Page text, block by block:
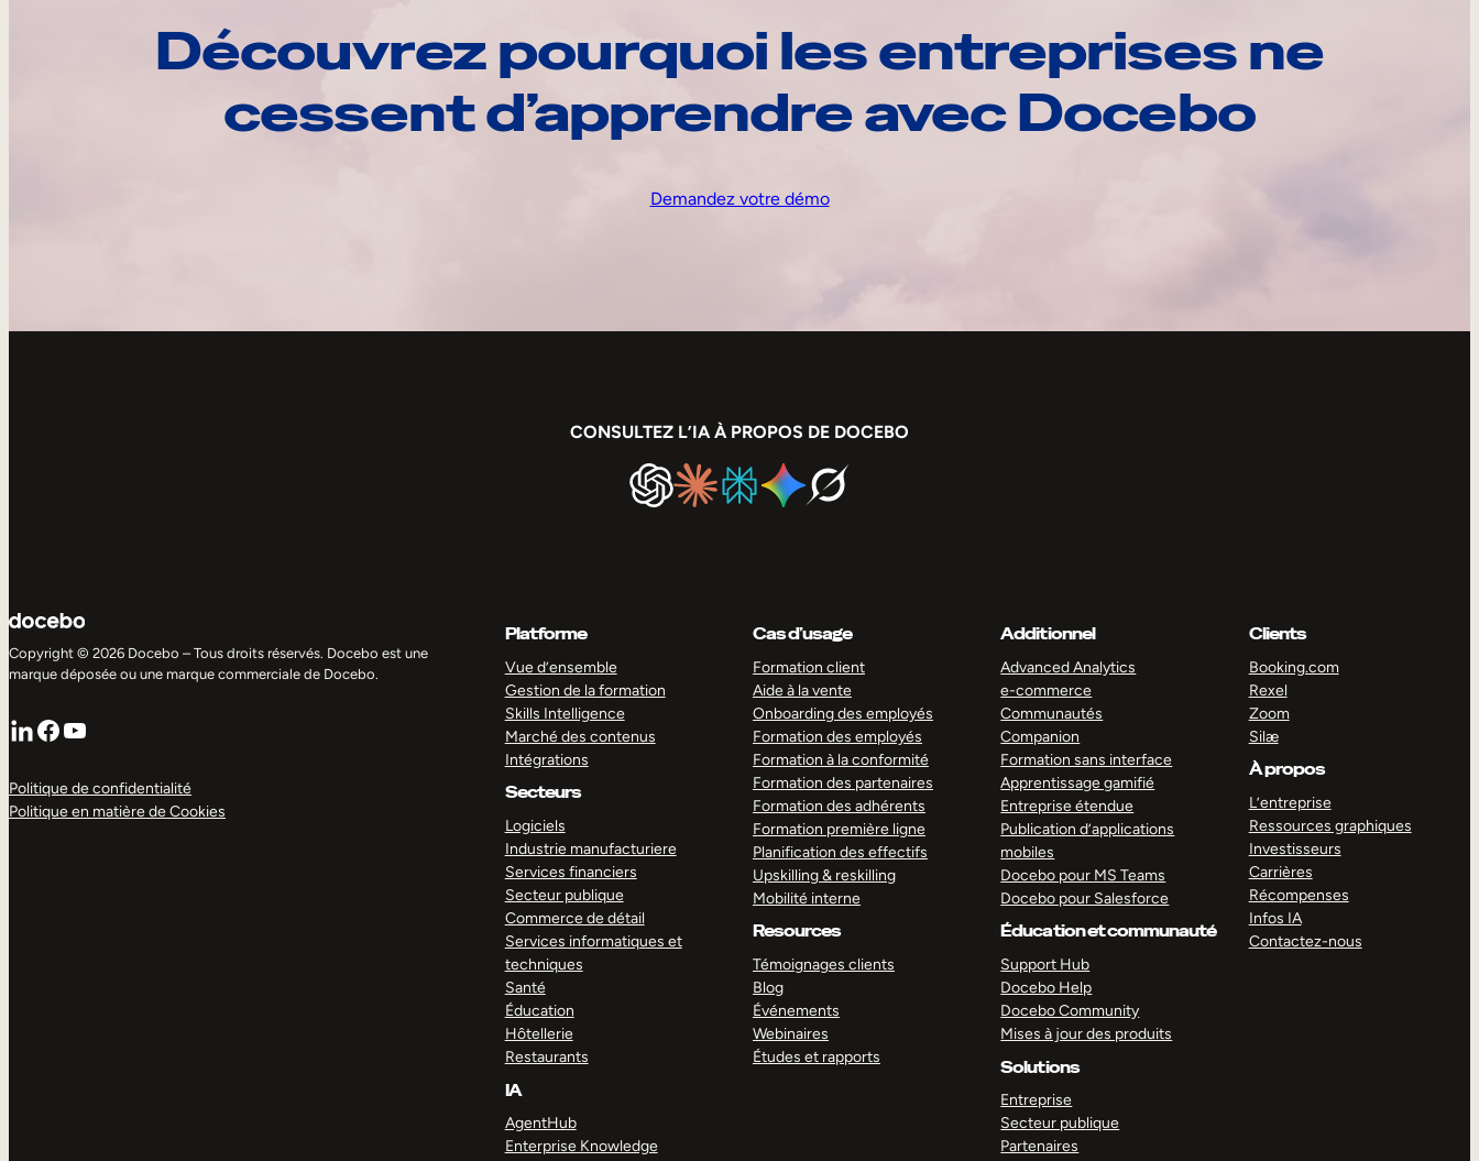
Découvrez pourquoi les entreprises ne
cessent d’apprendre avec Docebo
Demandez votre démo
CONSULTEZ L’IA À PROPOS DE DOCEBO
Copyright © 2026 Docebo – Tous droits réservés. Docebo est une
marque déposée ou une marque commerciale de Docebo.
LinkedIn
Facebook
YouTube
Politique de confidentialité
Politique en matière de Cookies
Platforme
Vue d’ensemble
Gestion de la formation
Skills Intelligence
Marché des contenus
Intégrations
Secteurs
Logiciels
Industrie manufacturiere
Services financiers
Secteur publique
Commerce de détail
Services informatiques et
techniques
Santé
Éducation
Hôtellerie
Restaurants
IA
AgentHub
Enterprise Knowledge
Cas d’usage
Formation client
Aide à la vente
Onboarding des employés
Formation des employés
Formation à la conformité
Formation des partenaires
Formation des adhérents
Formation première ligne
Planification des effectifs
Upskilling & reskilling
Mobilité interne
Resources
Témoignages clients
Blog
Événements
Webinaires
Études et rapports
Additionnel
Advanced Analytics
e-commerce
Communautés
Companion
Formation sans interface
Apprentissage gamifié
Entreprise étendue
Publication d’applications
mobiles
Docebo pour MS Teams
Docebo pour Salesforce
Éducation et communauté
Support Hub
Docebo Help
Docebo Community
Mises à jour des produits
Solutions
Entreprise
Secteur publique
Partenaires
Clients
Booking.com
Rexel
Zoom
Silæ
À propos
L’entreprise
Ressources graphiques
Investisseurs
Carrières
Récompenses
Infos IA
Contactez-nous